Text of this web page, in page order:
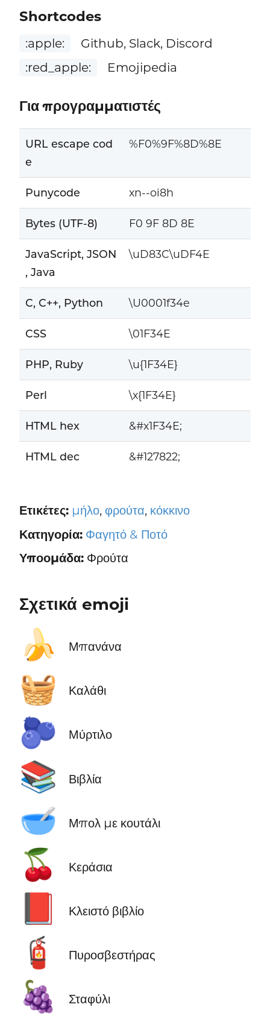
Shortcodes
:apple:
Github, Slack, Discord
:red_apple:
Emojipedia
Για προγραμματιστές
URL escape cod
e
%F0%9F%8D%8E
Punycode xn--oi8h
Bytes (UTF-8) F0 9F 8D 8E
JavaScript, JSON
, Java
\uD83C\uDF4E
C, C++, Python \U0001f34e
CSS \01F34E
PHP, Ruby \u{1F34E}
Perl \x{1F34E}
HTML hex &#x1F34E;
HTML dec &#127822;
Ετικέτες: μήλο, φρούτα, κόκκινο
Κατηγορία: Φαγητό & Ποτό
Υποομάδα:Φρούτα
Σχετικά emoji
🍌 Μπανάνα
🧺 Καλάθι
🫐 Μύρτιλο
📚 Βιβλία
🥣 Μπολ με κουτάλι
🍒 Κεράσια
Κλειστό βιβλίο
🧯 Πυροσβεστήρας
🍇 Σταφύλι